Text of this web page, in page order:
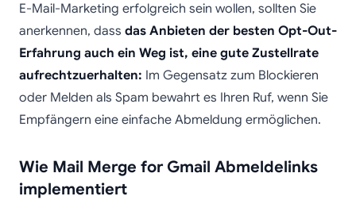
E-Mail-Marketing erfolgreich sein wollen, sollten Sie
anerkennen, dass das Anbieten der besten Opt-Out-
Erfahrung auch ein Weg ist, eine gute Zustellrate
aufrechtzuerhalten: Im Gegensatz zum Blockieren
oder Melden als Spam bewahrt es Ihren Ruf, wenn Sie
Empfängern eine einfache Abmeldung ermöglichen.
Wie Mail Merge for Gmail Abmeldelinks
implementiert